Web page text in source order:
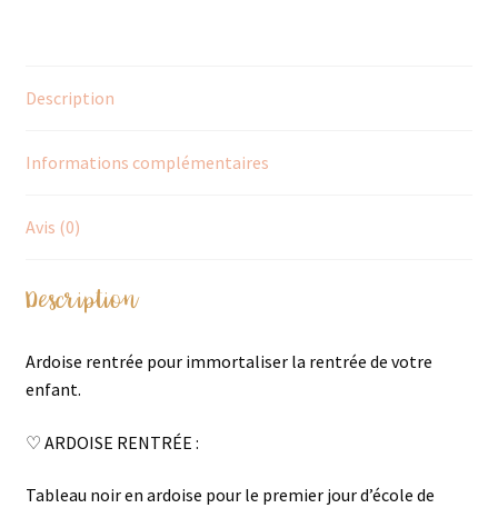
Description
Informations complémentaires
Avis (0)
Description
Ardoise rentrée pour immortaliser la rentrée de votre
enfant.
♡ ARDOISE RENTRÉE :
Tableau noir en ardoise pour le premier jour d’école de